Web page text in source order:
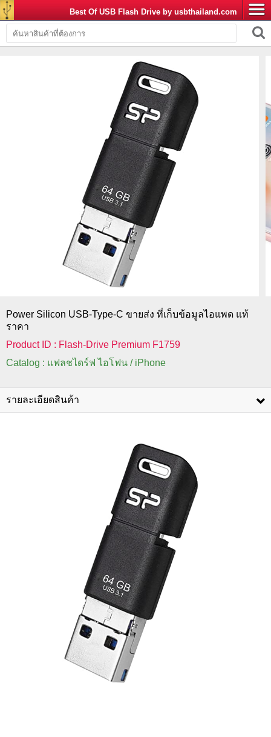
Best Of USB Flash Drive by usbthailand.com
Power Silicon USB-Type-C ขายส่ง ที่เก็บข้อมูลไอแพด แท้
ราคา
Product ID : Flash-Drive Premium F1759
Catalog : แฟลชไดร์ฟ ไอโฟน / iPhone
รายละเอียดสินค้า